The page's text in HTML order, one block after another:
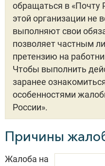
обращаться в «Почту
этой организации не
выполняют свои
позволяет частным
претензию на
Чтобы выполнить
заранее
особенностями
России».
Причины
Жалоба на